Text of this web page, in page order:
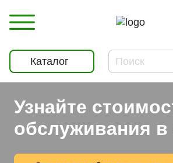
Каталог
Узнайте
обслуживания в